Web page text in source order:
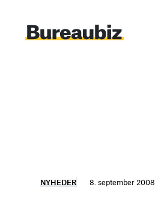
indhold
NYHEDER 8. september 2008